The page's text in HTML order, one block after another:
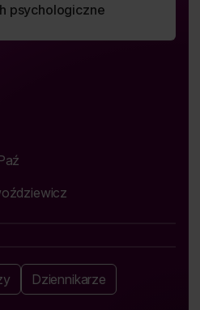
psychologiczne
Dziennikarze